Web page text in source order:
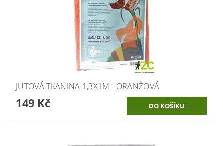
JUTOVÁ TKANINA 1,3X1M - ORANŽOVÁ
149 Kč